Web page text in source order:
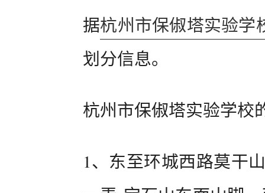
据杭州市保俶塔实验学
划分信息。
杭州市保俶塔实验学校
1、东至环城西路莫干